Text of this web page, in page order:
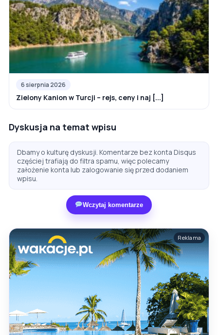
6 sierpnia 2026
Zielony Kanion w Turcji – rejs, ceny i naj [...]
Dyskusja na temat wpisu
Dbamy o kulturę dyskusji. Komentarze bez konta Disqus
częściej trafiają do filtra spamu, więc polecamy
założenie konta lub zalogowanie się przed dodaniem
wpisu.
Wczytaj komentarze
Reklama